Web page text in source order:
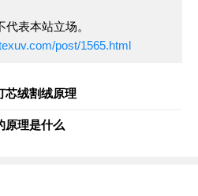
表本站立场。
post/1565.html
芯绒割绒原理
原理是什么